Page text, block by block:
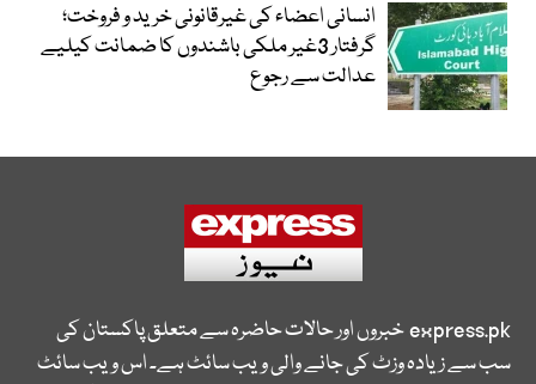
انسانی اعضاء کی غیرقانونی خرید و فروخت؛
گرفتار 3غیر ملکی باشندوں کا ضمانت کیلیے
عدالت سے رجوع
express.pkخبروں اور حالات حاضرہ سے متعلق پاکستان کی
سب سے زیادہ وزٹ کی جانے والی ویب سائٹ ہے۔ اس ویب سائٹ